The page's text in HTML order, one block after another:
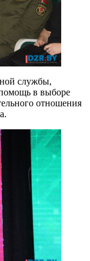
службы,
в выборе
отношения